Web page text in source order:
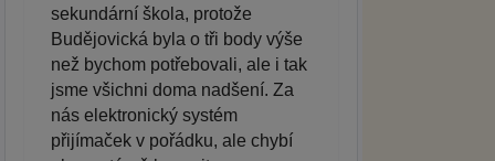
sekundární škola, protože
Budějovická byla o tři body výše
než bychom potřebovali, ale i tak
jsme všichni doma nadšení. Za
nás elektronický systém
přijímaček v pořádku, ale chybí